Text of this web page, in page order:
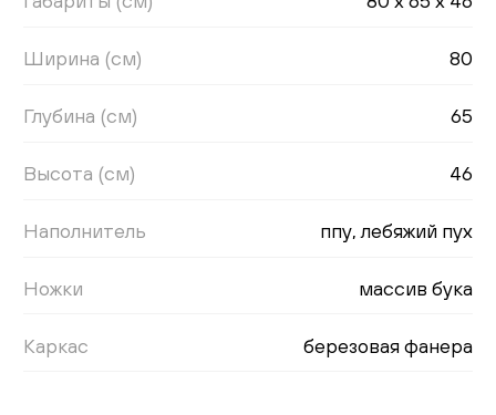
Ширина (см) 80
Глубина (см) 65
Высота (см) 46
Наполнитель ппу, лебяжий пух
Ножки массив бука
Каркас березовая фанера